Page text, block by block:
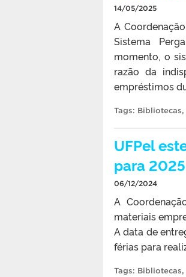
14/05/2025
A
Sistema
momento, o
razão da
empréstimos
Tags: Bibliotecas,
UFPel
para 2025
06/12/2024
A
materiais
A data de
férias para
Tags: Bibliotecas,